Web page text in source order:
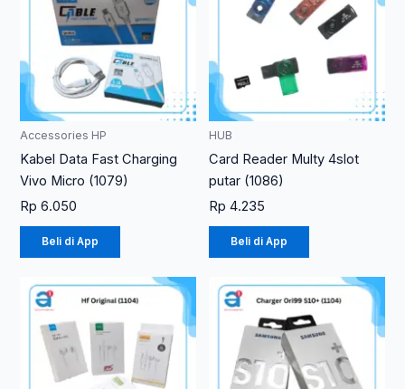
Accessories HP
Kabel Data Fast Charging
Vivo Micro (1079)
Rp 6.050
Beli di App
HUB
Card Reader Multy 4slot
putar (1086)
Rp 4.235
Beli di App
Produk
ini
memiliki
beberapa
varian.
Rentang
harga:
Rp
hingga
Produk
ini
memiliki
beberapa
varian.